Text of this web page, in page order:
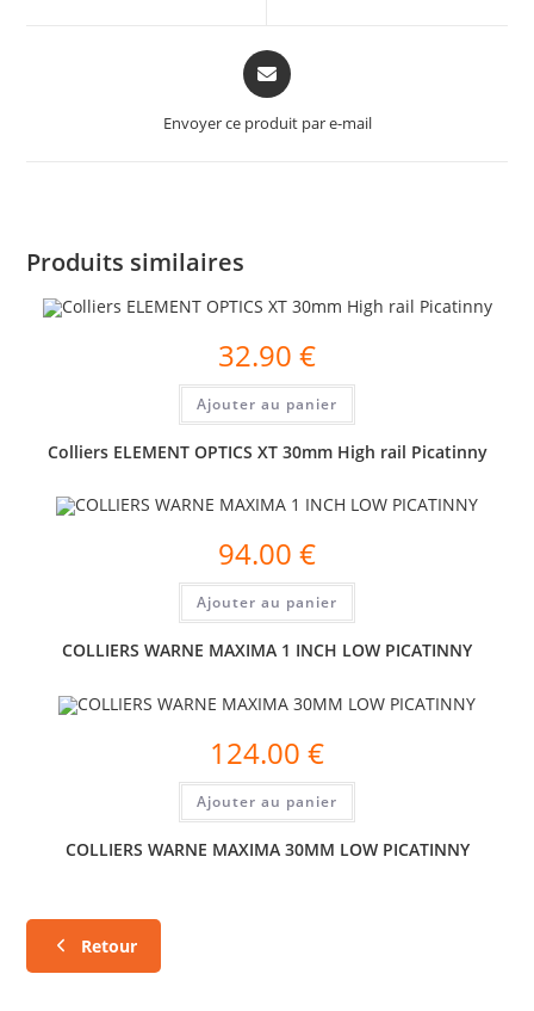
Envoyer ce produit par e-mail
Produits similaires
32.90 €
Ajouter au panier
Colliers ELEMENT OPTICS XT 30mm High rail Picatinny
94.00 €
Ajouter au panier
COLLIERS WARNE MAXIMA 1 INCH LOW PICATINNY
124.00 €
Ajouter au panier
COLLIERS WARNE MAXIMA 30MM LOW PICATINNY
Retour